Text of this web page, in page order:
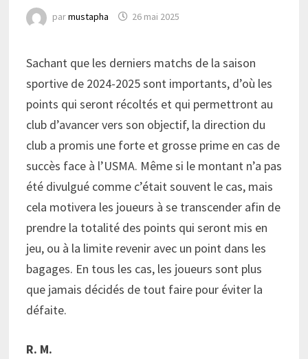
parmustapha 26 mai 2025
Sachant que les derniers matchs de la saison
sportive de 2024-2025 sont importants, d’où les
points qui seront récoltés et qui permettront au
club d’avancer vers son objectif, la direction du
club a promis une forte et grosse prime en cas de
succès face à l’USMA. Même si le montant n’a pas
été divulgué comme c’était souvent le cas, mais
cela motivera les joueurs à se transcender afin de
prendre la totalité des points qui seront mis en
jeu, ou à la limite revenir avec un point dans les
bagages. En tous les cas, les joueurs sont plus
que jamais décidés de tout faire pour éviter la
défaite.
R. M.